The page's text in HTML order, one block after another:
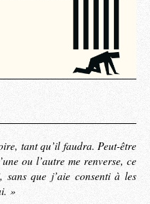
tant qu’il faudra. Peut-être
ou l’autre me renverse, ce
que j’aie consenti à les
»